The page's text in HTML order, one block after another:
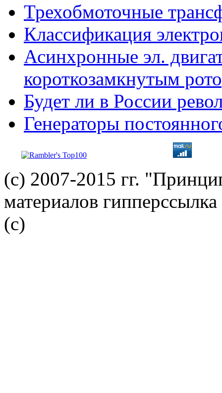
Трехобмоточные
Классификация
Асинхронные эл.
короткозамкнутым
Будет ли в России
Генераторы
(с) 2007-2015 гг.
материалов гипперссылка
(c)